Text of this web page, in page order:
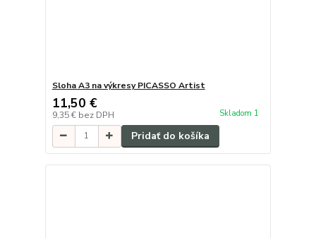
Sloha A3 na výkresy PICASSO Artist
11,50 €
9,35 € bez DPH Skladom 1
Pridať do košíka